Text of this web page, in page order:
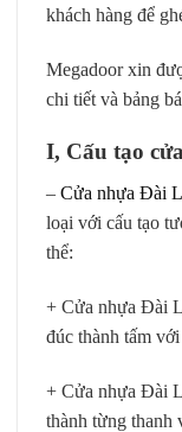
khách hàng để
Megadoor xin
chi tiết và bảng
I, Cấu tạo
– Cửa nhựa Đài
loại với cấu tạo
thể:
+ Cửa nhựa Đài
đúc thành tấm
+ Cửa nhựa Đài
thành từng thanh